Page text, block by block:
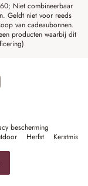
Niet combineerbaar
Geldt niet voor reeds
van cadeaubonnen.
producten waarbij dit
bescherming
Herfst
Kerstmis